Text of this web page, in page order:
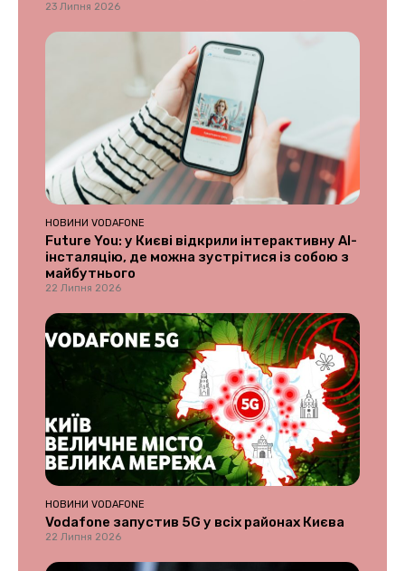
23 Липня 2026
НОВИНИ VODAFONE
Future You: у Києві відкрили інтерактивну AI-
інсталяцію, де можна зустрітися із собою з
майбутнього
22 Липня 2026
НОВИНИ VODAFONE
Vodafone запустив 5G у всіх районах Києва
22 Липня 2026